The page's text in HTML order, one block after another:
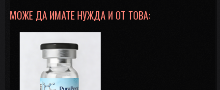
МОЖЕ ДА ИМАТЕ НУЖДА И ОТ ТОВА: